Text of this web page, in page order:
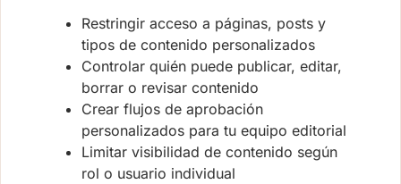
Restringir acceso a páginas, posts y
tipos de contenido personalizados
Controlar quién puede publicar, editar,
borrar o revisar contenido
Crear flujos de aprobación
personalizados para tu equipo editorial
Limitar visibilidad de contenido según
rol o usuario individual